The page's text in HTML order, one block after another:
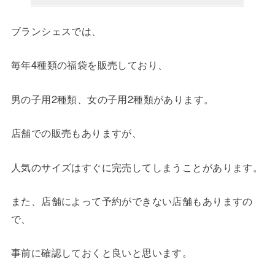
ブランシェスでは、
毎年4種類の福袋を販売しており、
男の子用2種類、女の子用2種類があります。
店舗での販売もありますが、
人気のサイズはすぐに完売してしまうことがあります。
また、店舗によって予約ができない店舗もありますの
で、
事前に確認しておくと良いと思います。